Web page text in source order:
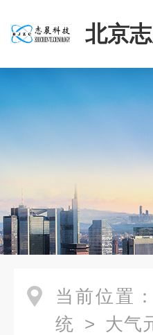
北京
当前位置：
统 > 大气